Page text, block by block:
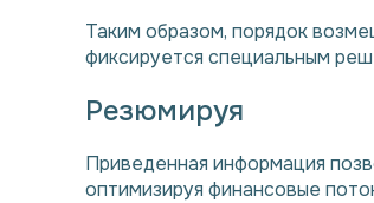
Таким образом, порядок
фиксируется специальным
Резюмируя
Приведенная информация
оптимизируя финансовые